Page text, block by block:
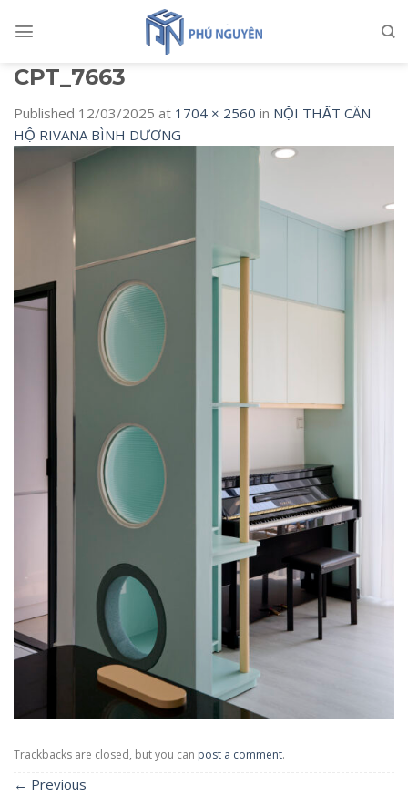
CPT_7663
Published 12/03/2025 at 1704 × 2560 in NỘI THẤT CĂN
HỘ RIVANA BÌNH DƯƠNG
Trackbacks are closed, but you can post a comment.
← Previous